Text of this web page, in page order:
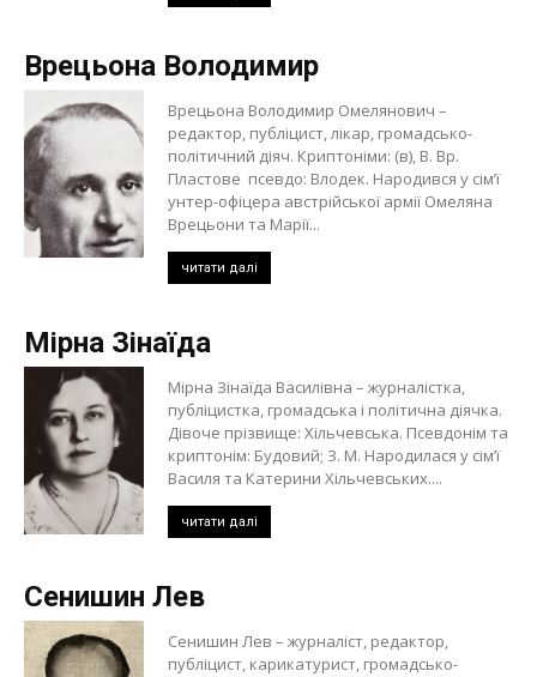
Врецьона Володимир
Врецьона Володимир Омелянович –
редактор, публіцист, лікар, громадсько-
політичний діяч. Криптоніми: (в), В. Вр.
Пластове псевдо: Влодек. Народився у сім’ї
унтер-офіцера австрійської армії Омеляна
Врецьони та Марії...
читати далі
Мірна Зінаїда
Мірна Зінаїда Василівна – журналістка,
публіцистка, громадська і політична діячка.
Дівоче прізвище: Хільчевська. Псевдонім та
криптонім: Будовий; З. М. Народилася у сім’ї
Василя та Катерини Хільчевських....
читати далі
Сенишин Лев
Сенишин Лев – журналіст, редактор,
публіцист, карикатурист, громадсько-